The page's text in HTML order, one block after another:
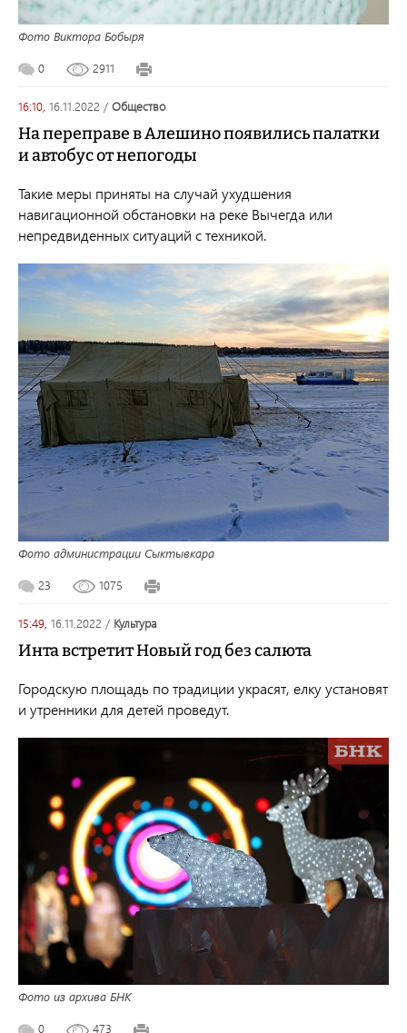
Фото Виктора Бобыря
0 2911
16:10, 16.11.2022 / общество
На переправе в Алешино появились палатки
и автобус от непогоды
Такие меры приняты на случай ухудшения
навигационной обстановки на реке Вычегда или
непредвиденных ситуаций с техникой.
Фото администрации Сыктывкара
23 1075
15:49, 16.11.2022 / культура
Инта встретит Новый год без салюта
Городскую площадь по традиции украсят, елку установят
и утренники для детей проведут.
Фото из архива БНК
0 473